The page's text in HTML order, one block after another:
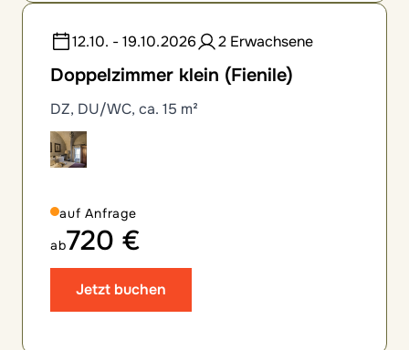
12.10. - 19.10.2026 2 Erwachsene
Doppelzimmer klein (Fienile)
DZ, DU/WC, ca. 15 m²
auf Anfrage
ab720 €
Jetzt buchen